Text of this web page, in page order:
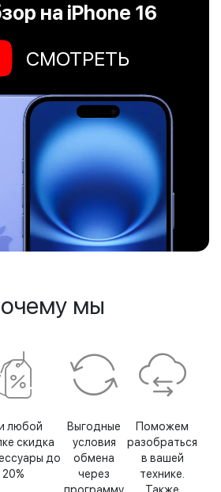
на iPhone 16
СМОТРЕТЬ
мы
любой
скидка
до
20%
Выгодные
условия
обмена
через
Поможем
разобраться
в вашей
технике.